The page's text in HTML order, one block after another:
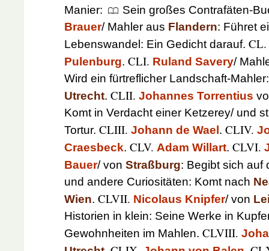
Manier:
Sein großes Contrafäten-
Brauer/ Mahler aus Flandern: Führet
Lebenswandel: Ein Gedicht darauf. CL.
Pulenburg. CLI. Ruland Savery/
Wird ein fürtreflicher Landschaft-
Utrecht. CLII. Johannes Torrentius
Komt in Verdacht einer Ketzerey/ und
Tortur. CLIII. Johann de Wael . CLIV.
Craesbeck. CLV. Adam Willart. CLVI.
Bauer/ von Straßburg: Begibt sich auf
und andere Curiositäten: Komt nach
Wien. CLVII. Nicolaus Knipfer/ von
Historien in klein: Seine Werke in
Gewohnheiten im Mahlen. CLVIII.